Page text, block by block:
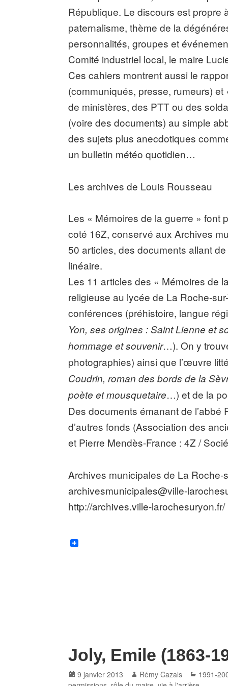
République. Le discours est propre
paternalisme, thème de la
personnalités, groupes et
Comité industriel local, le maire
Ces cahiers montrent aussi le
(communiqués, presse, rumeurs)
de ministères, des PTT ou des
(voire des documents) au simple
des sujets plus anecdotiques
un bulletin météo quotidien…
Les archives de Louis Rousseau
Les « Mémoires de la guerre » font
coté 16Z, conservé aux Archives
50 articles, des documents allant
linéaire.
Les 11 articles des « Mémoires de
religieuse au lycée de La Roche-
conférences (préhistoire, langue
Yon, ses origines : Saint Lienne et
hommage et souvenir…). On y
photographies) ainsi que l’œuvre
Coudrin, roman des bords de la
poète et mousquetaire…) et de la
Des documents émanant de
d’autres fonds (Association des
et Pierre Mendès-France : 4Z /
Archives municipales de La Roche-
archivesmunicipales@ville-
http://archives.ville-larochesuryon.fr/
Joly, Emile (1863-
Posted
9 janvier 2013 Author
Rémy Cazals
1991-